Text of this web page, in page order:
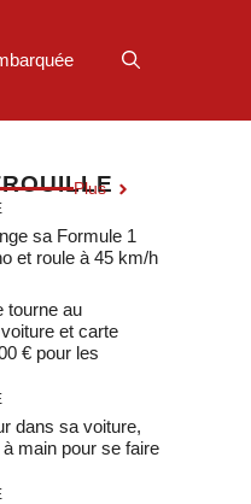
Plus
sa Formule 1
et roule à 45 km/h
tourne au
et carte
€ pour les
dans sa voiture,
main pour se faire